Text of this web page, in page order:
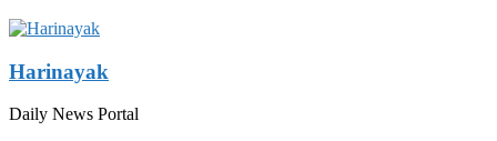
Harinayak
Daily News Portal